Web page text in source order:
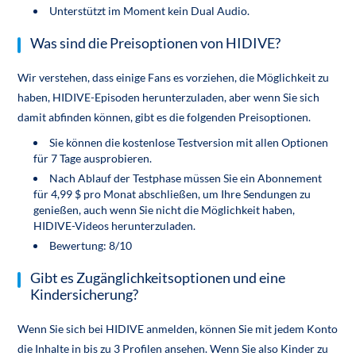
Unterstützt im Moment kein Dual Audio.
Was sind die Preisoptionen von HIDIVE?
Wir verstehen, dass einige Fans es vorziehen, die Möglichkeit zu
haben, HIDIVE-Episoden herunterzuladen, aber wenn Sie sich
damit abfinden können, gibt es die folgenden Preisoptionen.
Sie können die kostenlose Testversion mit allen Optionen
für 7 Tage ausprobieren.
Nach Ablauf der Testphase müssen Sie ein Abonnement
für 4,99 $ pro Monat abschließen, um Ihre Sendungen zu
genießen, auch wenn Sie nicht die Möglichkeit haben,
HIDIVE-Videos herunterzuladen.
Bewertung: 8/10
Gibt es Zugänglichkeitsoptionen und eine
Kindersicherung?
Wenn Sie sich bei HIDIVE anmelden, können Sie mit jedem Konto
die Inhalte in bis zu 3 Profilen ansehen. Wenn Sie also Kinder zu